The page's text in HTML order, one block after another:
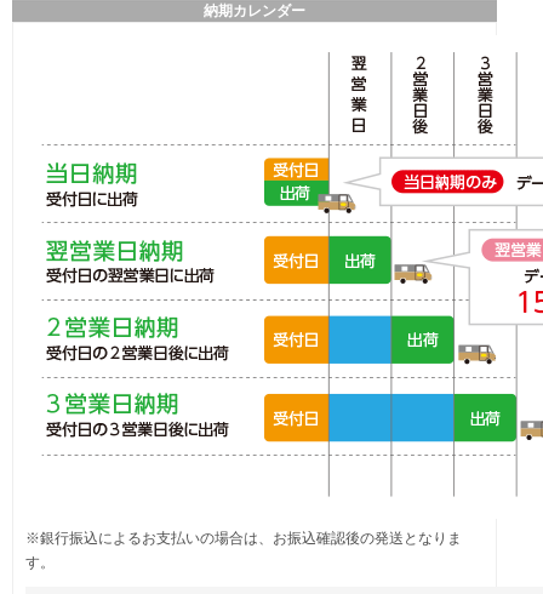
納期カレンダー
※銀行振込によるお支払いの場合は、お振込確認後の発送となりま
す。